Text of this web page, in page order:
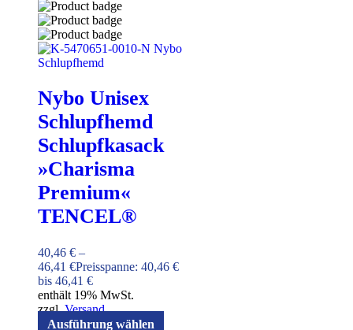
Nybo Unisex
Schlupfhemd
Schlupfkasack
»Charisma
Premium«
TENCEL®
40,46 € –
46,41 €Preisspanne: 40,46 €
bis 46,41 €
enthält 19% MwSt.
zzgl.Versand
Ausführung wählen